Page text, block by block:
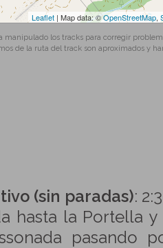
Leaflet | Map data: ©OpenStreetMap,
manipulado los tracks para corregir
de la ruta del track son aproximados y
(sin paradas):
hasta la Portella y
pasando